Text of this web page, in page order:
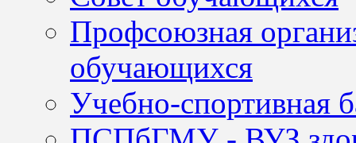
Профсоюзная
обучающихся
Учебно-спортивная